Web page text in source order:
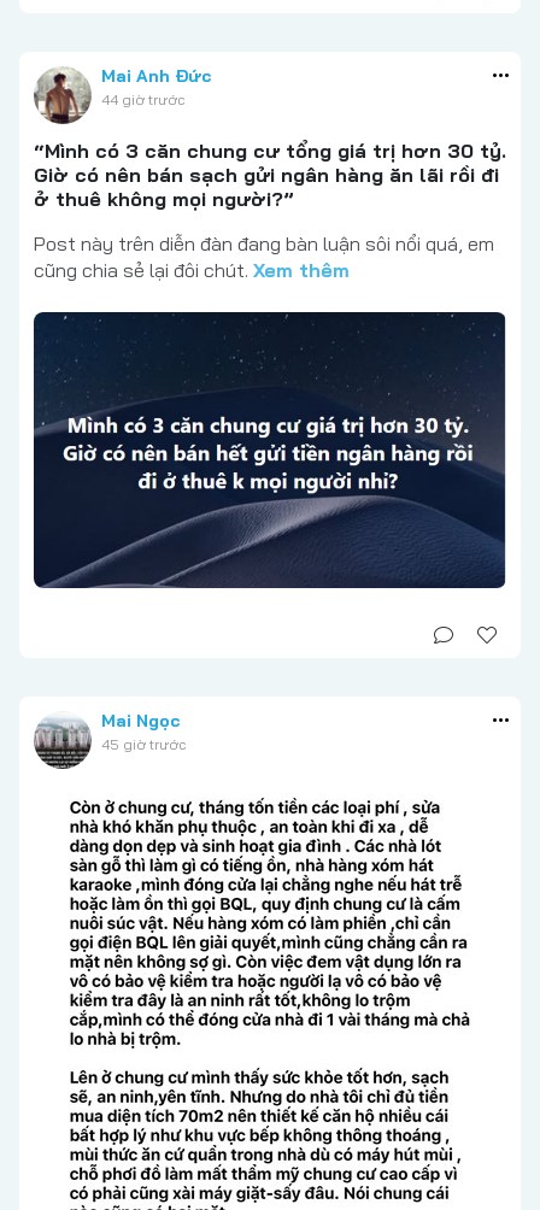
Mai Anh Đức
44 giờ trước
“Mình có 3 căn chung cư tổng giá trị hơn 30 tỷ.
Giờ có nên bán sạch gửi ngân hàng ăn lãi rồi đi
ở thuê không mọi người?”
Post này trên diễn đàn đang bàn luận sôi nổi quá, em
cũng chia sẻ lại đôi chút. Xem thêm
Mai Ngọc
45 giờ trước